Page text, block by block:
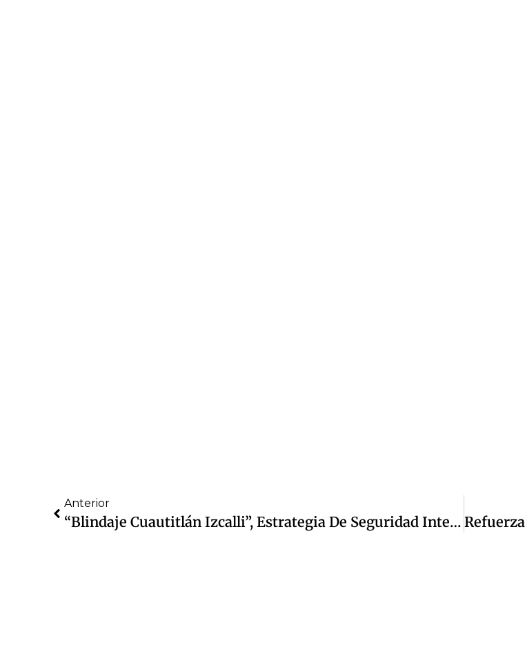
Anterior
“Blindaje Cuautitlán Izcalli”, Estrategia De Seguridad Integral: Inteligencia Policial, Participación Ciudadana Y Tecnología De Última Generación